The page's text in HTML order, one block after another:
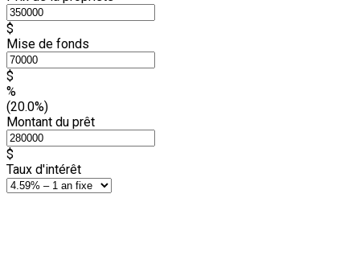
$
Mise de fonds
$
%
(20.0%)
Montant du prêt
$
Taux d'intérêt